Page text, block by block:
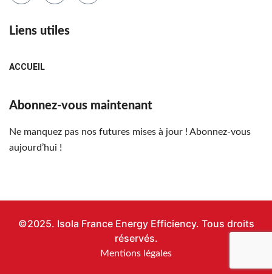
Liens utiles
ACCUEIL
Abonnez-vous maintenant
Ne manquez pas nos futures mises à jour ! Abonnez-vous
aujourd’hui !
©2025. Isola France Energy Efficiency. Tous droits
réservés.
Mentions légales